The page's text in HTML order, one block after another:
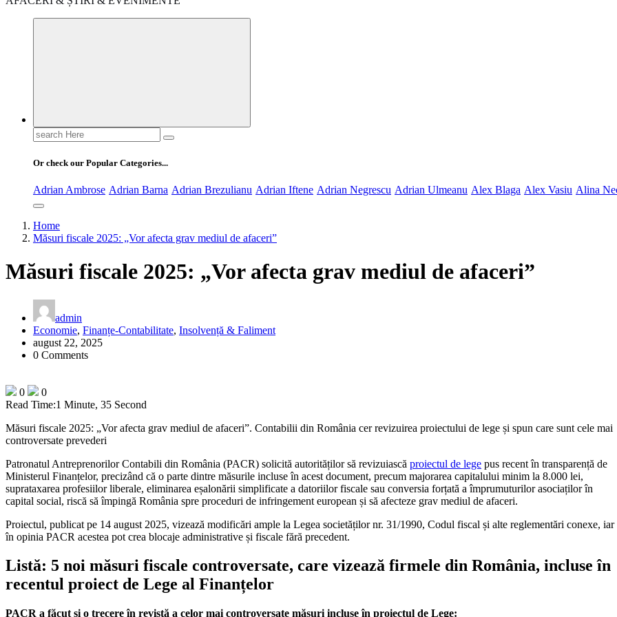
Search
for:
Or check our Popular Categories...
Adrian Ambrose Adrian Barna Adrian Brezulianu Adrian Iftene Adrian Negrescu Adrian Ulmeanu Alex Blaga Alex Vasiu Alina
Home
Măsuri fiscale 2025: „Vor afecta grav mediul de afaceri”
Măsuri fiscale 2025: „Vor afecta grav mediul de afaceri”
admin
Economie, Finanțe-Contabilitate, Insolvență & Faliment
august 22, 2025
0 Comments
0
0
Read Time:1 Minute, 35 Second
Măsuri fiscale 2025: „Vor afecta grav mediul de afaceri”. Contabilii din România cer revizuirea proiectului de lege și spun care sunt cele mai
controversate prevederi
Patronatul Antreprenorilor Contabili din România (PACR) solicită autorităților să revizuiască proiectul de lege pus recent în transparență de
Ministerul Finanțelor, precizând că o parte dintre măsurile incluse în acest document, precum majorarea capitalului minim la 8.000 lei,
suprataxarea profesiilor liberale, eliminarea eșalonării simplificate a datoriilor fiscale sau conversia forțată a împrumuturilor asociaților în
capital social, riscă să împingă România spre proceduri de infringement european și să afecteze grav mediul de afaceri.
Proiectul, publicat pe 14 august 2025, vizează modificări ample la Legea societăților nr. 31/1990, Codul fiscal și alte reglementări conexe, iar
în opinia PACR acestea pot crea blocaje administrative și fiscale fără precedent.
Listă: 5 noi măsuri fiscale controversate, care vizează firmele din România, incluse în
recentul proiect de Lege al Finanțelor
PACR a făcut și o trecere în revistă a celor mai controversate măsuri incluse în proiectul de Lege: